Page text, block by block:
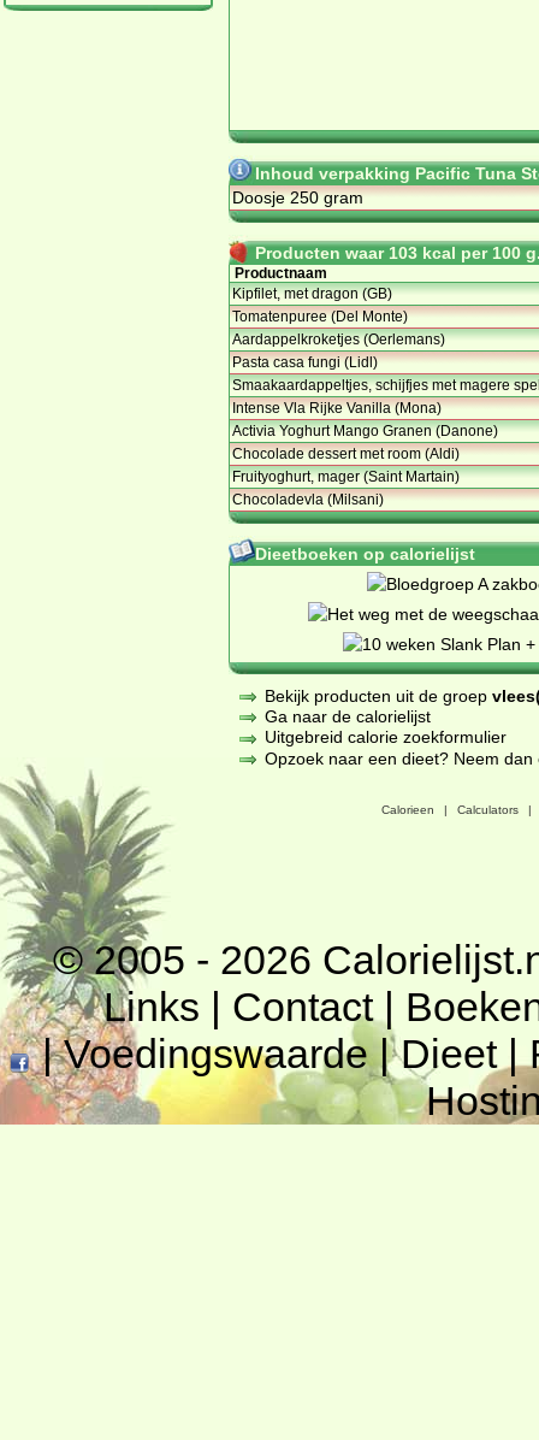
Inhoud verpakking Pacific Tuna
Doosje 250 gram
Producten waar 103 kcal per 100
Productnaam
Kipfilet, met dragon (GB)
Tomatenpuree (Del Monte)
Aardappelkroketjes (Oerlemans)
Pasta casa fungi (Lidl)
Smaakaardappeltjes, schijfjes met magere
Intense Vla Rijke Vanilla (Mona)
Activia Yoghurt Mango Granen (Danone)
Chocolade dessert met room (Aldi)
Fruityoghurt, mager (Saint Martain)
Chocoladevla (Milsani)
Dieetboeken op calorielijst
Bekijk producten uit de groep
Ga naar de calorielijst
Uitgebreid calorie zoekformulier
Opzoek naar een dieet? Neem
Calorieen | Calculators |
© 2005 - 2026
Links | Contact|
|Voedingswaarde|Dieet|